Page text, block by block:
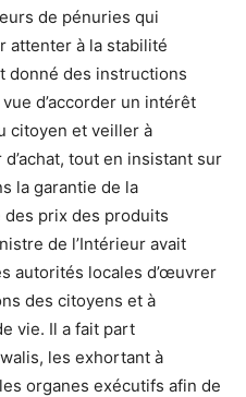
de pénuries qui
attenter à la stabilité
donné des instructions
d’accorder un intérêt
citoyen et veiller à
tout en insistant sur
la garantie de la
prix des produits
de l’Intérieur avait
autorités locales d’œuvrer
des citoyens et à
vie. Il a fait part
les exhortant à
organes exécutifs afin de